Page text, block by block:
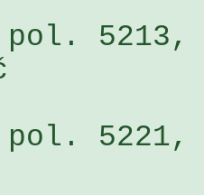
pol.
pol.